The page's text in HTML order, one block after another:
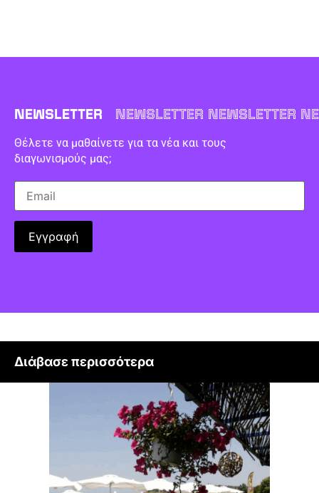
NEWSLETTER NEWSLETTER NEWSLETTER
Θέλετε να μαθαίνετε για τα νέα και τους
διαγωνισμούς μας;
Διάβασε περισσότερα